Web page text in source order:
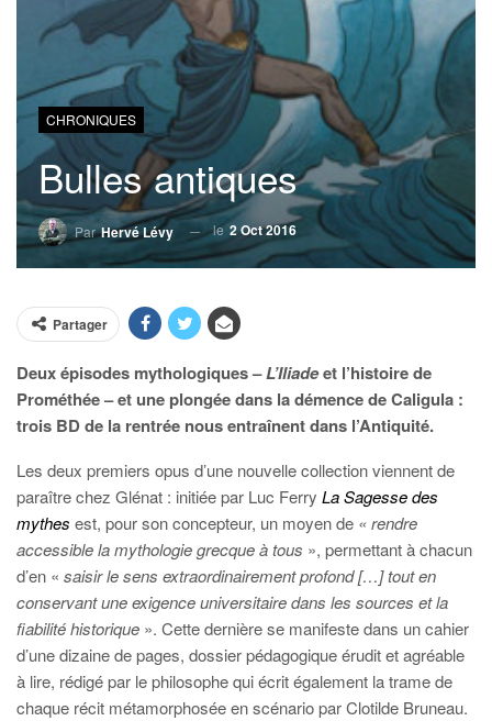
CHRONIQUES
Bulles antiques
ParHervé Lévy le 2 Oct 2016
Partager
Deux épisodes mythologiques –L’Iliadeet l’histoire de
Prométhée – et une plongée dans la démence de Caligula :
trois BD de la rentrée nous entraînent dans l’Antiquité.
Les deux premiers opus d’une nouvelle collection viennent de
paraître chez Glénat : initiée par Luc Ferry La Sagesse des
mythes est, pour son concepteur, un moyen de « rendre
accessible la mythologie grecque à tous », permettant à chacun
d’en « saisir le sens extraordinairement profond […] tout en
conservant une exigence universitaire dans les sources et la
fiabilité historique ». Cette dernière se manifeste dans un cahier
d’une dizaine de pages, dossier pédagogique érudit et agréable
à lire, rédigé par le philosophe qui écrit également la trame de
chaque récit métamorphosée en scénario par Clotilde Bruneau.